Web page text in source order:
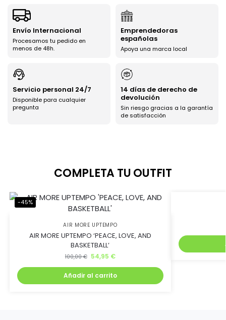
Envío Internacional
Procesamos tu pedido en
menos de 48h.
Emprendedoras
españolas
Apoya una marca local
Servicio personal 24/7
Disponible para cualquier
pregunta
14 días de derecho de
devolución
Sin riesgo gracias a la garantía
de satisfacción
COMPLETA TU OUTFIT
-45%
AIR MORE UPTEMPO
AIR MORE UPTEMPO ‘PEACE, LOVE, AND
BASKETBALL’
100,00€ 54,95 €
Añadir al carrito